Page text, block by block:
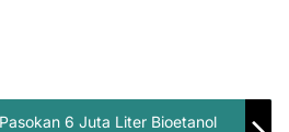
6 Juta Liter Bioetanol